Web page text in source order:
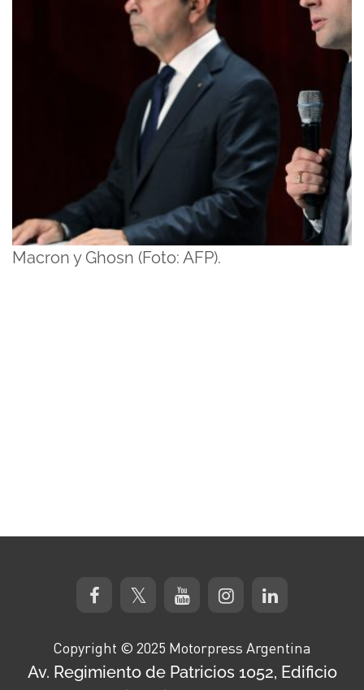
Macron y Ghosn (Foto: AFP).
Copyright © 2025 Motorpress Argentina
Av. Regimiento de Patricios 1052, Edificio